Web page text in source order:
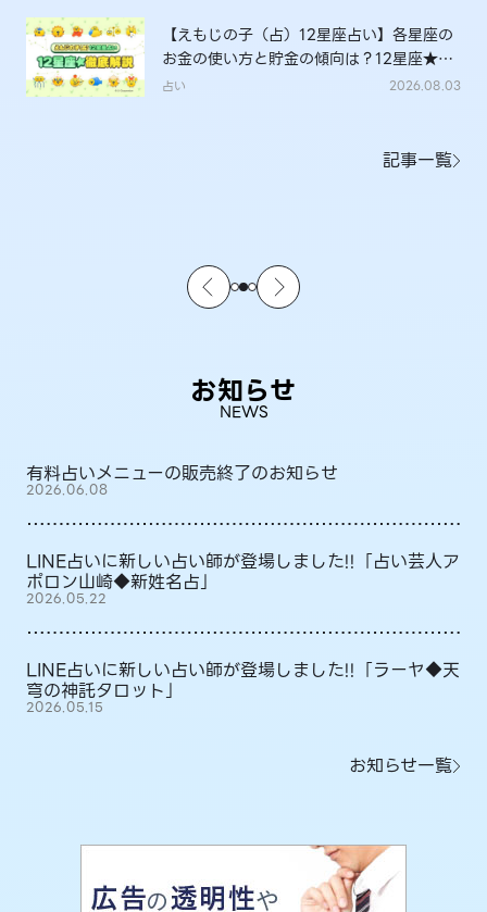
【えもじの子（占）12星座占い】各星座の
お金の使い方と貯金の傾向は？12星座★徹
底解説
占い 2026.08.03
記事一覧
お知らせ
NEWS
有料占いメニューの販売終了のお知らせ
2026.06.08
LINE占いに新しい占い師が登場しました!!「占い芸人ア
ポロン山崎◆新姓名占」
2026.05.22
LINE占いに新しい占い師が登場しました!!「ラーヤ◆天
穹の神託タロット」
2026.05.15
お知らせ一覧